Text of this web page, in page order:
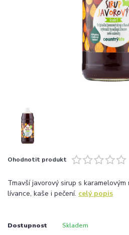
Ohodnotit produkt
Tmavší javorový sirup s
lívance, kaše i pečení. celý popis
Dostupnost Skladem